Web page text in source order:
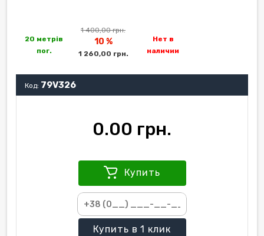
20 метрів
пог.
1 400,00 грн.
10 %
1 260,00 грн.
Нет в
наличии
Код: 79V326
0.00 грн.
Купить
Купить в 1 клик